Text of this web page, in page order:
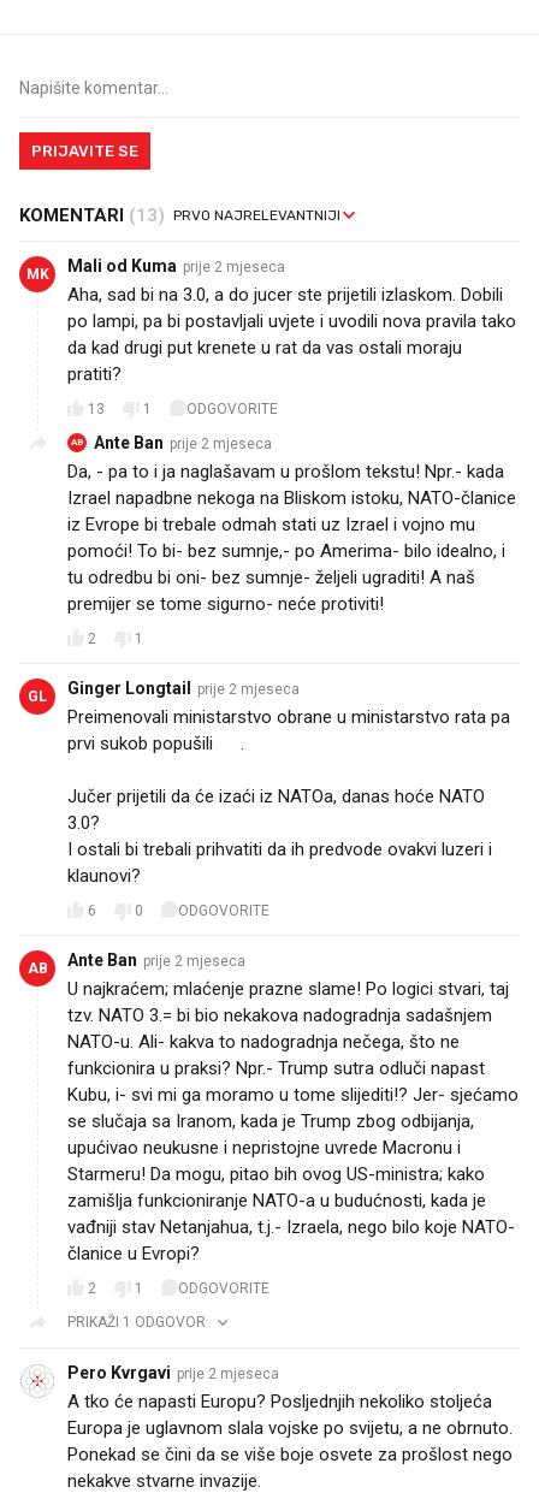
PRIJAVITE SE
KOMENTARI (13)
MK Mali od Kuma prije 2 mjeseca
Aha, sad bi na 3.0, a do jucer ste prijetili izlaskom. Dobili
po lampi, pa bi postavljali uvjete i uvodili nova pravila tako
da kad drugi put krenete u rat da vas ostali moraju
pratiti? 😂
13 1 ODGOVORITE
AB Ante Ban prije 2 mjeseca
Da, - pa to i ja naglašavam u prošlom tekstu! Npr.- kada
Izrael napadbne nekoga na Bliskom istoku, NATO-članice
iz Evrope bi trebale odmah stati uz Izrael i vojno mu
pomoći! To bi- bez sumnje,- po Amerima- bilo idealno, i
tu odredbu bi oni- bez sumnje- željeli ugraditi! A naš
premijer se tome sigurno- neće protiviti!
2 1
GL Ginger Longtail prije 2 mjeseca
Preimenovali ministarstvo obrane u ministarstvo rata pa
prvi sukob popušili 😁.
Jučer prijetili da će izaći iz NATOa, danas hoće NATO
3.0?
I ostali bi trebali prihvatiti da ih predvode ovakvi luzeri i
klaunovi?🤡
6 0 ODGOVORITE
AB Ante Ban prije 2 mjeseca
U najkraćem; mlaćenje prazne slame! Po logici stvari, taj
tzv. NATO 3.= bi bio nekakova nadogradnja sadašnjem
NATO-u. Ali- kakva to nadogradnja nečega, što ne
funkcionira u praksi? Npr.- Trump sutra odluči napast
Kubu, i- svi mi ga moramo u tome slijediti!? Jer- sjećamo
se slučaja sa Iranom, kada je Trump zbog odbijanja,
upućivao neukusne i nepristojne uvrede Macronu i
Starmeru! Da mogu, pitao bih ovog US-ministra; kako
zamišlja funkcioniranje NATO-a u budućnosti, kada je
vađniji stav Netanjahua, t.j.- Izraela, nego bilo koje NATO-
članice u Evropi?
2 1
ODGOVORITE
PRIKAŽI 1 ODGOVOR
Pero Kvrgavi prije 2 mjeseca
A tko će napasti Europu? Posljednjih nekoliko stoljeća
Europa je uglavnom slala vojske po svijetu, a ne obrnuto.
Ponekad se čini da se više boje osvete za prošlost nego
nekakve stvarne invazije.